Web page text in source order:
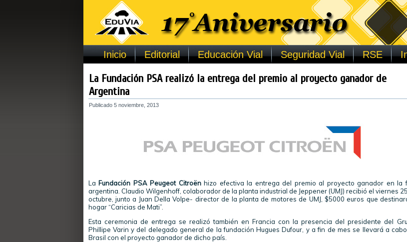
Inicio Editorial Educación Vial Seguridad Vial RSE
La Fundación PSA realizó la entrega del premio al proyecto ganador de
Argentina
Publicado 5 noviembre, 2013
La Fundación PSA Peugeot Citroënhizo efectiva la entrega del premio al proyecto ganador en la
argentina. Claudio Wilgenhoff, colaborador de la planta industrial de Jeppener (UMJ) recibió el viernes
octubre, junto a Juan Della Volpe- director de la planta de motores de UMJ, $5000 euros que
hogar “Caricias de Mati”.
Esta ceremonia de entrega se realizó también en Francia con la presencia del presidente del
Phillipe Varin y del delegado general de la fundación Hugues Dufour, y a fin de mes se llevará a
Brasil con el proyecto ganador de dicho país.